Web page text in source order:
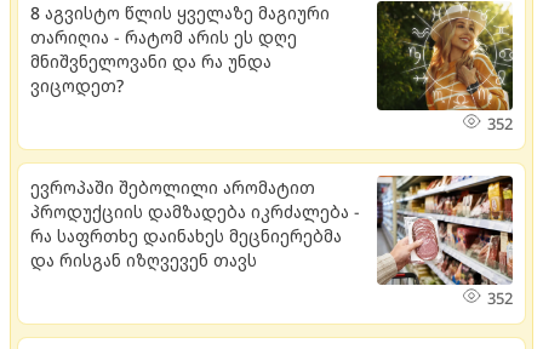
8 აგვისტო წლის ყველაზე მაგიური
თარიღია - რატომ არის ეს დღე
მნიშვნელოვანი და რა უნდა
ვიცოდეთ?
352
ევროპაში შებოლილი არომატით
პროდუქციის დამზადება იკრძალება -
რა საფრთხე დაინახეს მეცნიერებმა
და რისგან იზღვევენ თავს
352